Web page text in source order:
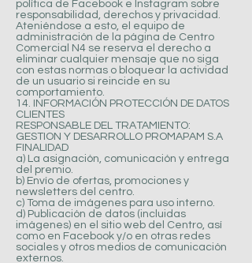
política de Facebook e Instagram sobre
responsabilidad, derechos y privacidad.
Ateniéndose a esto, el equipo de
administración de la página de Centro
Comercial N4 se reserva el derecho a
eliminar cualquier mensaje que no siga
con estas normas o bloquear la actividad
de un usuario si reincide en su
comportamiento.
14. INFORMACIÓN PROTECCIÓN DE DATOS
CLIENTES
RESPONSABLE DEL TRATAMIENTO:
GESTION Y DESARROLLO PROMAPAM S.A
FINALIDAD
a) La asignación, comunicación y entrega
del premio.
b) Envío de ofertas, promociones y
newsletters del centro.
c) Toma de imágenes para uso interno.
d) Publicación de datos (incluidas
imágenes) en el sitio web del Centro, así
como en Facebook y/o en otras redes
sociales y otros medios de comunicación
externos.